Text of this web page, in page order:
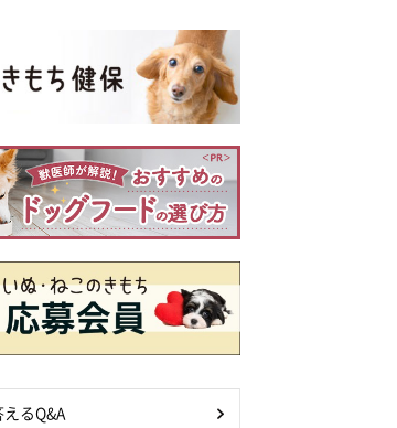
るQ&A